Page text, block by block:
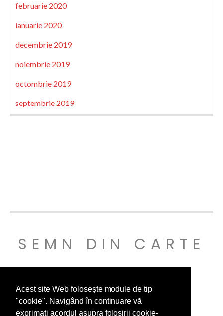
Acest site Web folosește module de tip
"cookie". Navigând în continuare vă
exprimați acordul asupra folosirii cookie-
februarie 2020
ianuarie 2020
decembrie 2019
noiembrie 2019
octombrie 2019
septembrie 2019
SEMN DIN CARTE